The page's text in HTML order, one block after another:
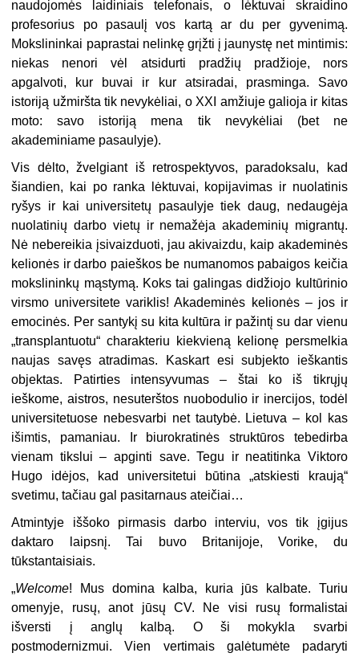
naudojomės laidiniais telefonais, o lėktuvai skraidino
profesorius po pasaulį vos kartą ar du per gyvenimą.
Mokslininkai paprastai nelinkę grįžti į jaunystę net mintimis:
niekas nenori vėl atsidurti pradžių pradžioje, nors
apgalvoti, kur buvai ir kur atsiradai, prasminga. Savo
istoriją užmiršta tik nevykėliai, o XXI amžiuje galioja ir kitas
moto: savo istoriją mena tik nevykėliai (bet ne
akademiniame pasaulyje).
Vis dėlto, žvelgiant iš retrospektyvos, paradoksalu, kad
šiandien, kai po ranka lėktuvai, kopijavimas ir nuolatinis
ryšys ir kai universitetų pasaulyje tiek daug, nedaugėja
nuolatinių darbo vietų ir nemažėja akademinių migrantų.
Nė nebereikia įsivaizduoti, jau akivaizdu, kaip akademinės
kelionės ir darbo paieškos be numanomos pabaigos keičia
mokslininkų mąstymą. Koks tai galingas didžiojo kultūrinio
virsmo universitete variklis! Akademinės kelionės – jos ir
emocinės. Per santykį su kita kultūra ir pažintį su dar vienu
„transplantuotu“ charakteriu kiekvieną kelionę persmelkia
naujas savęs atradimas. Kaskart esi subjekto ieškantis
objektas. Patirties intensyvumas – štai ko iš tikrųjų
ieškome, aistros, nesuterštos nuobodulio ir inercijos, todėl
universitetuose nebesvarbi net tautybė. Lietuva – kol kas
išimtis, pamaniau. Ir biurokratinės struktūros tebedirba
vienam tikslui – apginti save. Tegu ir neatitinka Viktoro
Hugo idėjos, kad universitetui būtina „atskiesti kraują“
svetimu, tačiau gal pasitarnaus ateičiai…
Atmintyje iššoko pirmasis darbo interviu, vos tik įgijus
daktaro laipsnį. Tai buvo Britanijoje, Vorike, du
tūkstantaisiais.
„Welcome! Mus domina kalba, kuria jūs kalbate. Turiu
omenyje, rusų, anot jūsų CV. Ne visi rusų formalistai
išversti į anglų kalbą. O ši mokykla svarbi
postmodernizmui. Vien vertimais galėtumėte padaryti